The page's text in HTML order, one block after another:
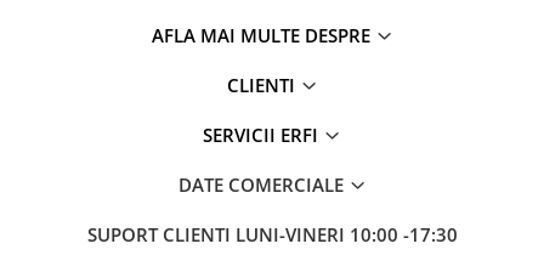
Centuri reglabile cu o singura tragere
tot ce ai nevoie pentru a potrivi centurile in pozitia perfecta.
Lux elimina necesitatea de a potrivi centurile individual,
scaunului, gasiti rapid potrivirea perfecta pentru confortul si
AFLA MAI MULTE DESPRE
CLIENTI
SERVICII ERFI
DATE COMERCIALE
SUPORT CLIENTI LUNI-VINERI 10:00 -17:30